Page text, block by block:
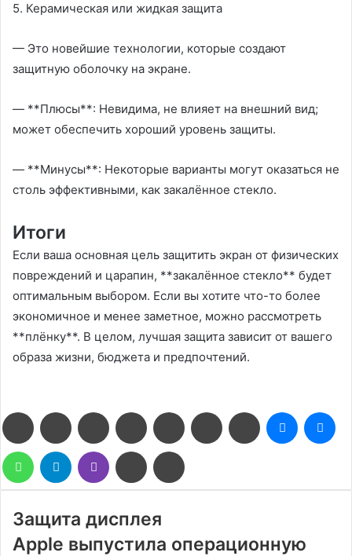
5. Керамическая или жидкая защита
— Это новейшие технологии, которые создают
защитную оболочку на экране.
— **Плюсы**: Невидима, не влияет на внешний вид;
может обеспечить хороший уровень защиты.
— **Минусы**: Некоторые варианты могут оказаться не
столь эффективными, как закалённое стекло.
Итоги
Если ваша основная цель защитить экран от физических
повреждений и царапин, **закалённое стекло** будет
оптимальным выбором. Если вы хотите что-то более
экономичное и менее заметное, можно рассмотреть
**плёнку**. В целом, лучшая защита зависит от вашего
образа жизни, бюджета и предпочтений.
FacebookTwitter LinkedIn Pinterest Reddit ВконтактеОдноклассники
Messenger
WhatsAppTelegram Viber
Поделиться
через
электронную
Защита дисплея
Apple выпустила операционную